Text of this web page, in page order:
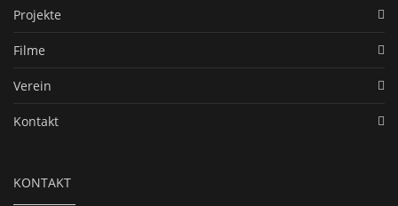
Projekte
Filme
Verein
Kontakt
KONTAKT